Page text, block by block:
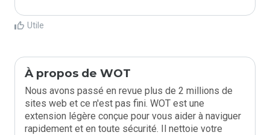
Utile
À propos de WOT
Nous avons passé en revue plus de 2 millions de
sites web et ce n'est pas fini. WOT est une
extension légère conçue pour vous aider à naviguer
rapidement et en toute sécurité. Il nettoie votre